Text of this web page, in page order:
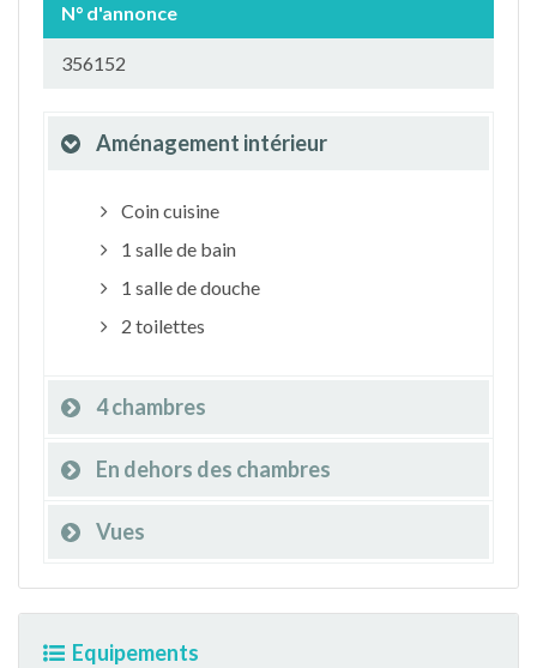
N° d'annonce
356152
Aménagement intérieur
Coin cuisine
1 salle de bain
1 salle de douche
2 toilettes
4 chambres
En dehors des chambres
Vues
Equipements